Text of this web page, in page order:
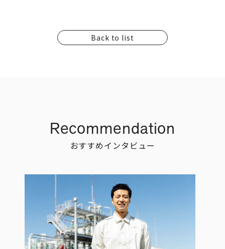
Back to list
Recommendation
おすすめインタビュー